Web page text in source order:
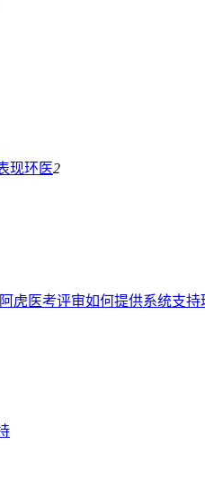
现环医2
虎医考评审如何提供系统支持